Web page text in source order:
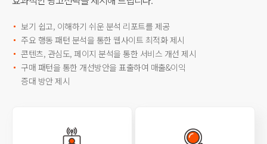
보기 쉽고, 이해하기 쉬운 분석 리포트를 제공
주요 행동 패턴 분석을 통한 웹사이트 최적화 제시
콘텐츠, 관심도, 페이지 분석을 통한 서비스 개선 제시
구매 패턴을 통한 개선방안을 표출하여 매출&이익
증대 방안 제시